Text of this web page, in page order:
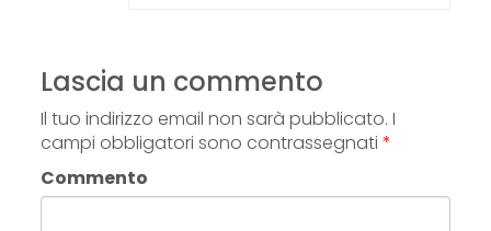
Lascia un commento
Il tuo indirizzo email non sarà pubblicato. I
campi obbligatori sono contrassegnati *
Commento